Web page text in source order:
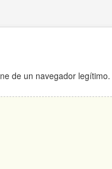
de un navegador legítimo.